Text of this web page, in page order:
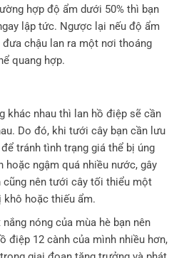
hợp độ ẩm dưới 50% thì bạn
lập tức. Ngược lại nếu độ ẩm
đưa chậu lan ra một nơi thoáng
quang hợp.
khác nhau thì lan hồ điệp sẽ cần
Do đó, khi tưới cây bạn cần lưu
tránh tình trạng giá thể bị úng
hoặc ngậm quá nhiều nước, gây
cũng nên tưới cây tối thiểu một
khô hoặc thiếu ẩm.
nóng của mùa hè bạn nên
điệp 12 cành của mình nhiều hơn,